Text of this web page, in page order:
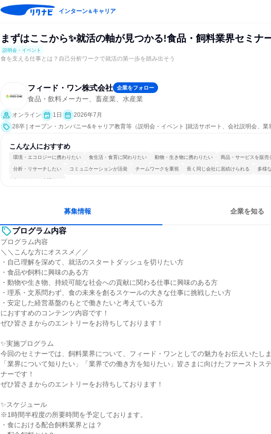
インターン＆キャリア
まずはここから✨就活の軸が見つかる!食品・飼料業界セミナ
説明会・イベント
食を支える仕事とは？自己分析ワークで就活の第一歩を踏み出そう
フィード・ワン株式会社 企業をフォロー
食品・飲料メーカー、畜産業、水産業
オンライン 1日
2026年7月
28卒 | オープン・カンパニー&キャリア教育等（説明会・イベント [就活サポート、会社説明会、業
こんな人におすすめ
環境・エコロジーに携わりたい 食生活・食育に関わりたい 動物・生き物に携わりたい 商品・サービスを販売
分析・リサーチしたい コミュニケーションが活発 チームワークを重視 長く同じ会社に居続けられる 多様
人とたくさん会話する
募集情報 企業を知る
プログラム内容
プログラム内容
＼＼こんな方にオススメ／／
・自己理解を深めて、就活のスタートダッシュを切りたい方
・食品や飼料に興味のある方
・動物や生き物、持続可能な社会への貢献に関わる仕事に興味のある方
・理系・文系問わず、食の未来を創るスケールの大きな仕事に挑戦したい方
・安定した経営基盤のもとで働きたいと考えている方
におすすめのコンテンツ内容です！
ぜひ皆さまからのエントリーをお待ちしております！
✨実施プログラム
今回のセミナーでは、飼料業界について、フィード・ワンとしての魅力をお伝えいたしま
「業界について知りたい」「業界での働き方を知りたい」皆さまに向けたファーストス
ナーです！
ぜひ皆さまからのエントリーをお待ちしております！
✨スケジュール
※1時間半程度の所要時間を予定しております。
・食における配合飼料業界とは？